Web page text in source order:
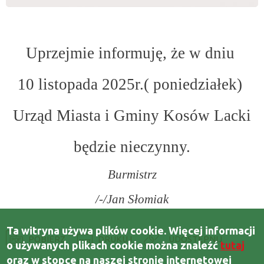
Ta witryna używa plików cookie. Więcej informacji
o używanych plikach cookie można znaleźć tutaj
oraz w stopce na naszej stronie internetowej
Uprzejmie informuję, że w dniu
10 listopada 2025r.( poniedziałek)
Urząd Miasta i Gminy Kosów Lacki
będzie nieczynny.
Burmistrz
/-/Jan Słomiak
POBIERZ DRUKUJ